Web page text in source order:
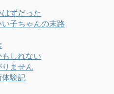
ずだった
子ちゃんの末路
しれない
ません
体験記